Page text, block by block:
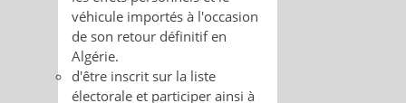
véhicule importés à l'occasion
de son retour définitif en
Algérie.
d'être inscrit sur la liste
électorale et participer ainsi à